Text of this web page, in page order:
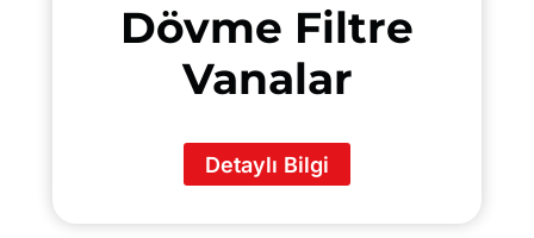
Dövme Filtre
Vanalar
Detaylı Bilgi